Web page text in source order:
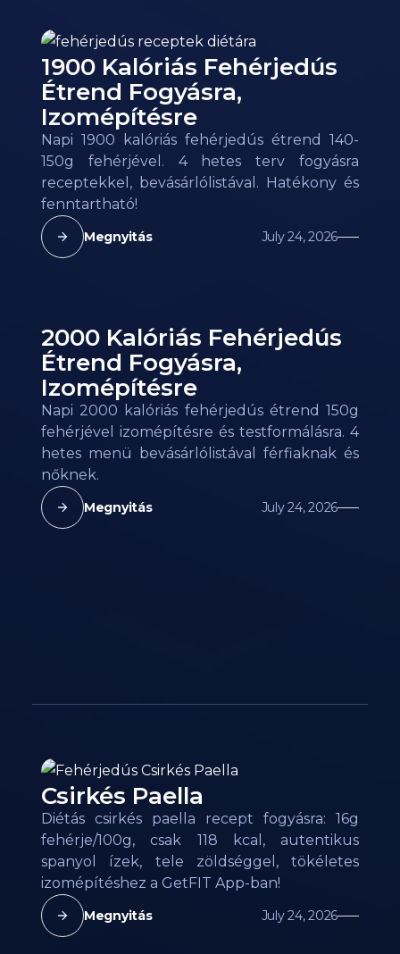
1900 Kalóriás Fehérjedús
Étrend Fogyásra,
Izomépítésre
Napi 1900 kalóriás fehérjedús étrend 140-
150g fehérjével. 4 hetes terv fogyásra
receptekkel, bevásárlólistával. Hatékony és
fenntartható!
Megnyitás July 24, 2026
2000 Kalóriás Fehérjedús
Étrend Fogyásra,
Izomépítésre
Napi 2000 kalóriás fehérjedús étrend 150g
fehérjével izomépítésre és testformálásra. 4
hetes menü bevásárlólistával férfiaknak és
nőknek.
Megnyitás July 24, 2026
Csirkés Paella
Diétás csirkés paella recept fogyásra: 16g
fehérje/100g, csak 118 kcal, autentikus
spanyol ízek, tele zöldséggel, tökéletes
izomépítéshez a GetFIT App-ban!
Megnyitás July 24, 2026